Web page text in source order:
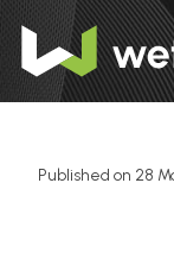
Published on 28